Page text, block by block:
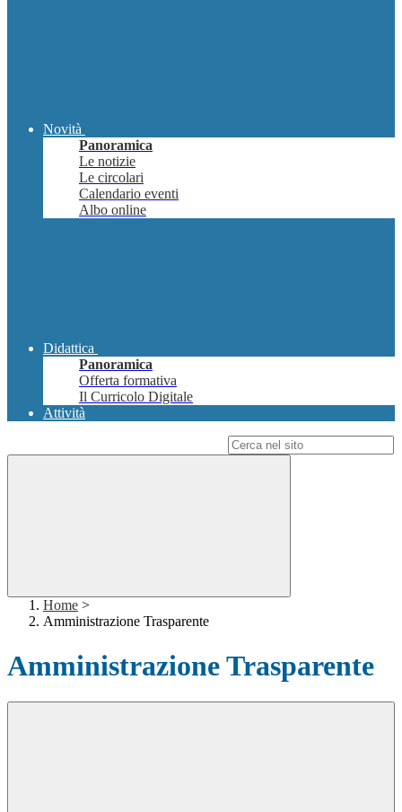
Novità
Panoramica
Le notizie
Le circolari
Calendario eventi
Albo online
Didattica
Panoramica
Offerta formativa
Il Curricolo Digitale
Attività
Home >
Amministrazione Trasparente
Amministrazione Trasparente